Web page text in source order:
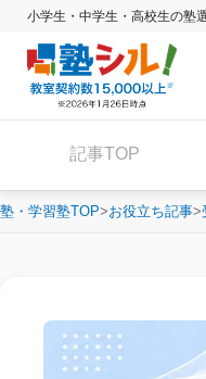
小学生・中学生・高校生の塾
記事TOP
塾・学習塾TOP お役立ち記事